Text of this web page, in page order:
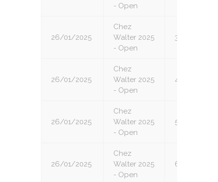
- Open
26/01/2025
Chez
Walter 2025
- Open
3
26/01/2025
Chez
Walter 2025
- Open
4
26/01/2025
Chez
Walter 2025
- Open
5
26/01/2025
Chez
Walter 2025
- Open
6